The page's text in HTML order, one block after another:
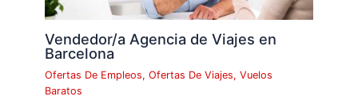
Vendedor/a Agencia de Viajes en
Barcelona
Ofertas De Empleos,Ofertas De Viajes,Vuelos
Baratos